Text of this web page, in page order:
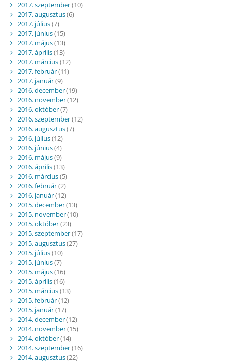
2017. szeptember(10)
2017. augusztus(6)
2017. július(7)
2017. június(15)
2017. május(13)
2017. április(13)
2017. március(12)
2017. február(11)
2017. január(9)
2016. december(19)
2016. november(12)
2016. október(7)
2016. szeptember(12)
2016. augusztus(7)
2016. július(12)
2016. június(4)
2016. május(9)
2016. április(13)
2016. március(5)
2016. február(2)
2016. január(12)
2015. december(13)
2015. november(10)
2015. október(23)
2015. szeptember(17)
2015. augusztus(27)
2015. július(10)
2015. június(7)
2015. május(16)
2015. április(16)
2015. március(13)
2015. február(12)
2015. január(17)
2014. december(12)
2014. november(15)
2014. október(14)
2014. szeptember(16)
2014. augusztus(22)